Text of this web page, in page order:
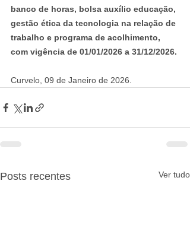
banco de horas, bolsa auxílio educação,
gestão ética da tecnologia na relação de
trabalho e programa de acolhimento,
com vigência de 01/01/2026 a 31/12/2026.
Curvelo, 09 de Janeiro de 2026.
Posts recentes Ver tudo